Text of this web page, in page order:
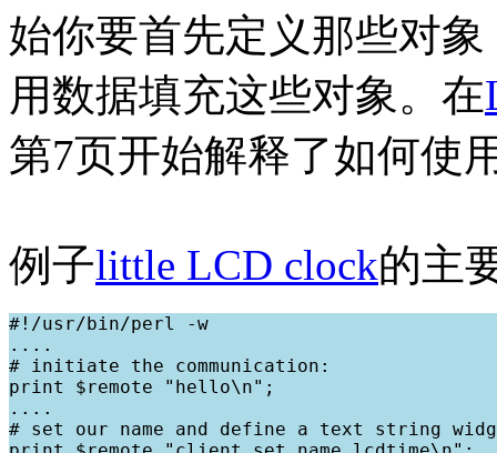
始你要首先定义那些对
用数据填充这些对象。在
第7页开始解释了如何使
例子little LCD clock的主
#!/usr/bin/perl -w
....
# initiate the communication:
print $remote "hello\n";
....
# set our name and define a text string